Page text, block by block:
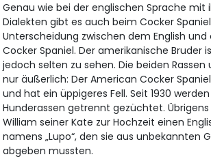
Genau wie bei der englischen Sprache mit
Dialekten gibt es auch beim Cocker
Unterscheidung zwischen dem English
Cocker Spaniel. Der amerikanische Bruder
jedoch selten zu sehen. Die beiden
nur äußerlich: Der American Cocker
und hat ein üppigeres Fell. Seit 1930
Hunderassen getrennt gezüchtet. Übrigens
William seiner Kate zur Hochzeit einen
namens „Lupo“, den sie aus unbekannten
abgeben mussten.